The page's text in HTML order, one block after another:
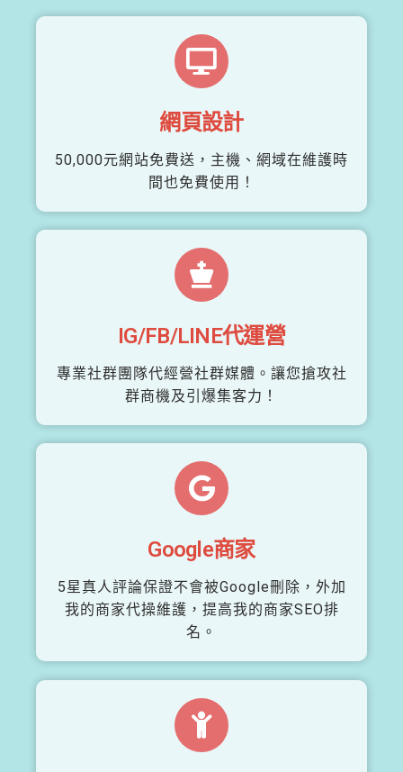
網頁設計
50,000元網站免費送，主機、網域在維護時
間也免費使用！
IG/FB/LINE代運營
專業社群團隊代經營社群媒體。讓您搶攻社
群商機及引爆集客力！
Google商家
5星真人評論保證不會被Google刪除，外加
我的商家代操維護，提高我的商家SEO排
名。